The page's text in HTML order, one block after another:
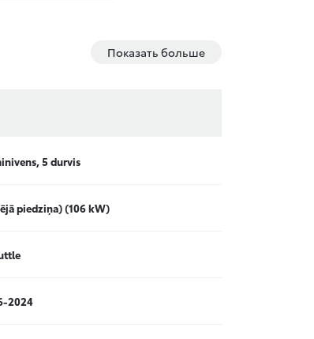
Показать больше
5 durvis
piedziņa) (106 kW)
2024